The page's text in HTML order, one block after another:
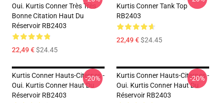
Oui. Kurtis Conner Très Très
Bonne Citation Haut Du
Réservoir RB2403
22,49 €$24.45
Kurtis Conner Tank Top
RB2403
22,49 €$24.45
Kurtis Conner Hauts-Citernes -
Oui. Kurtis Conner Haut Du
Réservoir RB2403
-20%
Kurtis Conner Hauts-Citernes -
Oui. Kurtis Conner Haut Du
Réservoir RB2403
-20%